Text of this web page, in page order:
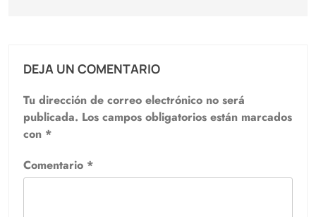
DEJA UN COMENTARIO
Tu dirección de correo electrónico no será
publicada. Los campos obligatorios están marcados
con *
Comentario *